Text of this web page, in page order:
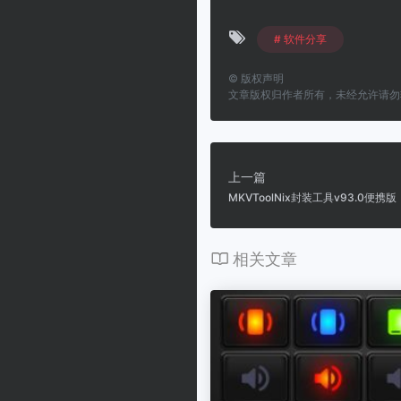
# 软件分享
© 版权声明
文章版权归作者所有，未经允许请
上一篇
MKVToolNix封装工具v93.0便携版
相关文章